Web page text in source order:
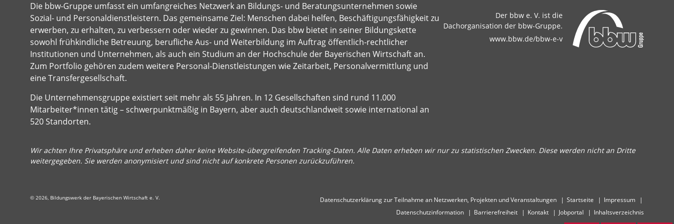
Die bbw-Gruppe umfasst ein umfangreiches Netzwerk an Bildungs- und Beratungsunternehmen sowie
Sozial- und Personaldienstleistern. Das gemeinsame Ziel: Menschen dabei helfen, Beschäftigungsfähigkeit zu
erwerben, zu erhalten, zu verbessern oder wieder zu gewinnen. Das bbw bietet in seiner Bildungskette
sowohl frühkindliche Betreuung, berufliche Aus- und Weiterbildung im Auftrag öffentlich-rechtlicher
Institutionen und Unternehmen, als auch ein Studium an der Hochschule der Bayerischen Wirtschaft an.
Zum Portfolio gehören zudem weitere Personal-Dienstleistungen wie Zeitarbeit, Personalvermittlung und
eine Transfergesellschaft.
Die Unternehmensgruppe existiert seit mehr als 55 Jahren. In 12 Gesellschaften sind rund 11.000
Mitarbeiter*innen tätig – schwerpunktmäßig in Bayern, aber auch deutschlandweit sowie international an
520 Standorten.
Der bbw e. V. ist die
Dachorganisation der bbw-Gruppe.
www.bbw.de/bbw-e-v
Wir achten Ihre Privatsphäre und erheben daher keine Website-übergreifenden Tracking-Daten. Alle Daten erheben wir nur zu statistischen Zwecken. Diese werden nicht an Dritte
weitergegeben. Sie werden anonymisiert und sind nicht auf konkrete Personen zurückzuführen.
© 2026, Bildungswerk der Bayerischen Wirtschaft e. V. Datenschutzerklärung zur Teilnahme an Netzwerken, Projekten und Veranstaltungen Startseite
Impressum
Datenschutzinformation
Barrierefreiheit Kontakt Jobportal Inhaltsverzeichnis